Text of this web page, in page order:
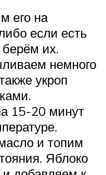
его на
если есть
берём их.
немного
укроп
15-20 минут
и топим
Яблоко